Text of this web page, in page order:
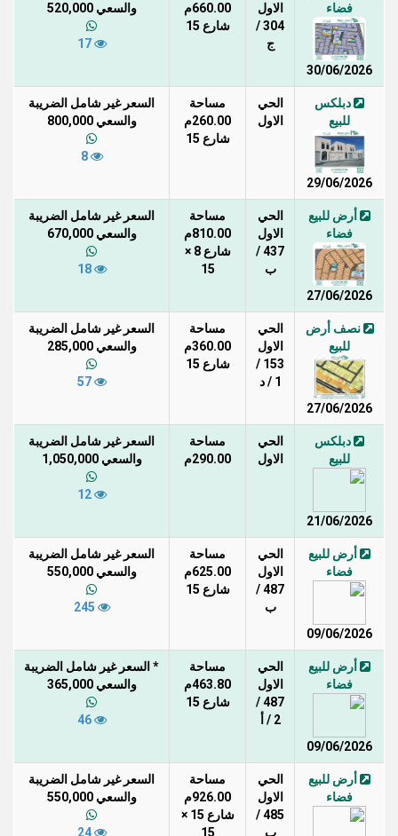
فضاء
30/06/2026
الاول
304 /
ج
660.00م
شارع 15
والسعي 520,000
17
دبلكس
للبيع
29/06/2026
الحي
الاول
مساحة
260.00م
شارع 15
السعر غير شامل الضريبة
والسعي 800,000
8
أرض للبيع
فضاء
27/06/2026
الحي
الاول
437 /
ب
مساحة
810.00م
شارع 8 ×
15
السعر غير شامل الضريبة
والسعي 670,000
18
نصف أرض
للبيع
27/06/2026
الحي
الاول
153 /
1 / د
مساحة
360.00م
شارع 15
السعر غير شامل الضريبة
والسعي 285,000
57
دبلكس
للبيع
21/06/2026
الحي
الاول
مساحة
290.00م
السعر غير شامل الضريبة
والسعي 1,050,000
12
أرض للبيع
فضاء
09/06/2026
الحي
الاول
487 /
ب
مساحة
625.00م
شارع 15
السعر غير شامل الضريبة
والسعي 550,000
أرض للبيع
فضاء
09/06/2026
الحي
الاول
487 /
2 / أ
مساحة
463.80م
شارع 15
* السعر غير شامل الضريبة
والسعي 365,000
46
أرض للبيع
فضاء
الحي
الاول
485 /
ب
مساحة
926.00م
شارع 15 ×
15
السعر غير شامل الضريبة
والسعي 550,000
24